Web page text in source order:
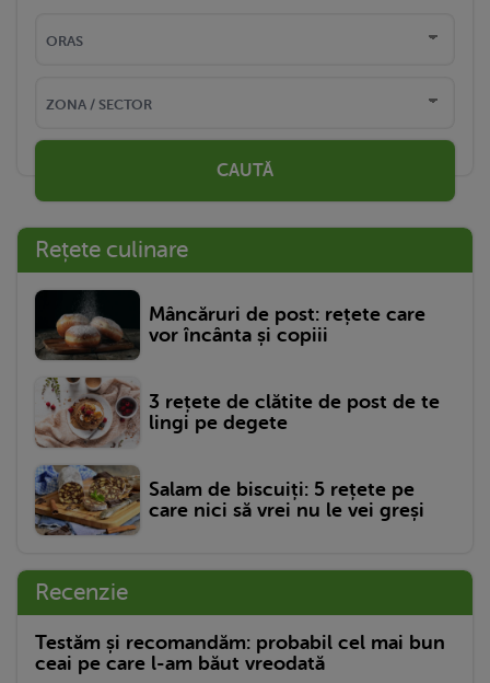
CAUTĂ
Rețete culinare
Mâncăruri de post: rețete care
vor încânta și copiii
3 rețete de clătite de post de te
lingi pe degete
Salam de biscuiți: 5 rețete pe
care nici să vrei nu le vei greși
Recenzie
Testăm și recomandăm: probabil cel mai bun
ceai pe care l-am băut vreodată